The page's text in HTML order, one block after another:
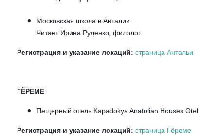
Московская школа в Анталии
Читает Ирина Руденко, филолог
Регистрация и указание локаций: страница Антальи
ГЁРЕМЕ
Пещерный отель Kapadokya Anatolian Houses Otel
Регистрация и указание локаций: страница Гёреме